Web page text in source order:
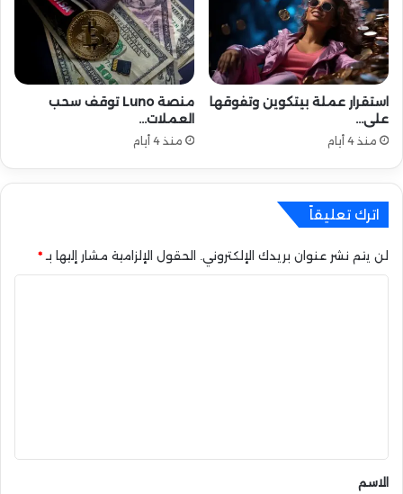
3
S
L
C
م
ع
م
ك
ف
آ
ت
د
ي
استقرار عملة بيتكوين وتفوقها
على…
منذ 4 أيام
منصة Luno توقف سحب
العملات…
منذ 4 أيام
اترك تعليقاً
لن يتم نشر عنوان بريدك الإلكتروني. الحقول الإلزامية مشار إليها بـ*
*الاسم